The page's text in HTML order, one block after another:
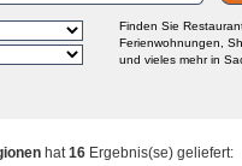
Finden Sie
Ferienwohnungen,
und vieles mehr in
hat16 Ergebnis(se) geliefert: